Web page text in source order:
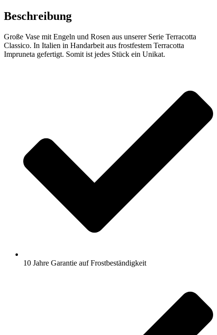
Beschreibung
Große Vase mit Engeln und Rosen aus unserer Serie Terracotta
Classico. In Italien in Handarbeit aus frostfestem Terracotta
Impruneta gefertigt. Somit ist jedes Stück ein Unikat.
10 Jahre Garantie auf Frostbeständigkeit